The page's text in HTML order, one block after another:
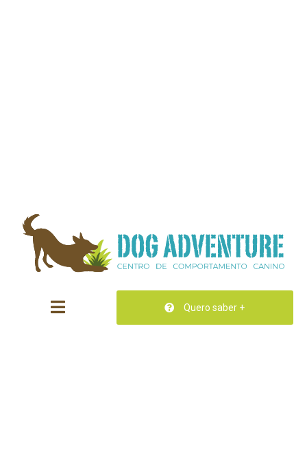
Quero saber +